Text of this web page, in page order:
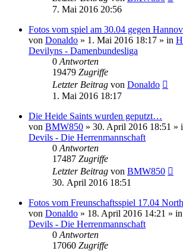
7. Mai 2016 20:56
Fotos vom spiel am 30.04 gegen
von Donaldo » 1. Mai 2016 18:17 » in
Devilyns - Damenbundesliga
0 Antworten
19479 Zugriffe
Letzter Beitrag von Donaldo
1. Mai 2016 18:17
Die Heide Saints wurden geputzt…
von BMW850 » 30. April 2016 18:51 »
Devils - Die Herrenmannschaft
0 Antworten
17487 Zugriffe
Letzter Beitrag von BMW850
30. April 2016 18:51
Fotos vom Freunschaftsspiel 17.04
von Donaldo » 18. April 2016 14:21 » in
Devils - Die Herrenmannschaft
0 Antworten
17060 Zugriffe